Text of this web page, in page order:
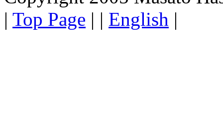
| Top Page | | English |